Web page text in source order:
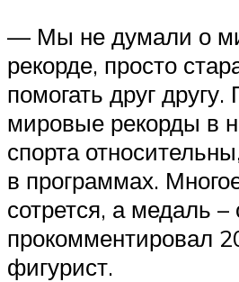
— Мы не думали о
рекорде, просто
помогать друг
мировые рекорды в
спорта
в программах.
сотрется, а медаль
прокомментировал
фигурист.